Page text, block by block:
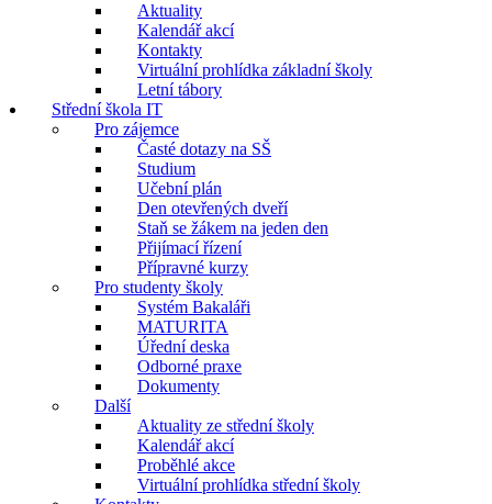
Aktuality
Kalendář akcí
Kontakty
Virtuální prohlídka základní školy
Letní tábory
Střední škola IT
Pro zájemce
Časté dotazy na SŠ
Studium
Učební plán
Den otevřených dveří
Staň se žákem na jeden den
Přijímací řízení
Přípravné kurzy
Pro studenty školy
Systém Bakaláři
MATURITA
Úřední deska
Odborné praxe
Dokumenty
Další
Aktuality ze střední školy
Kalendář akcí
Proběhlé akce
Virtuální prohlídka střední školy